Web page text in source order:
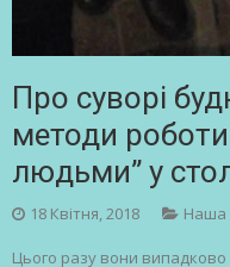
Про суворі
методи роботи
людьми” у
18 Квітня, 2018 Наша
Цього разу вони